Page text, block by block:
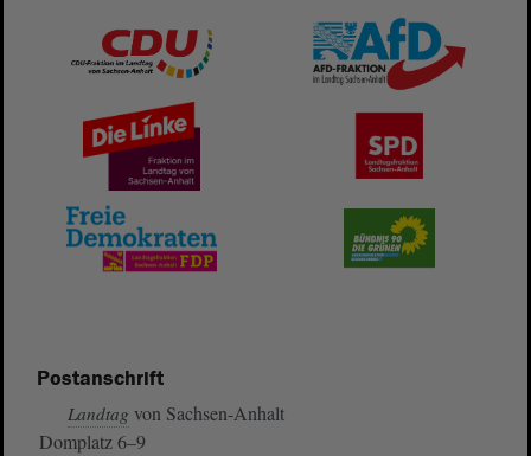
Postanschrift
Landtag von Sachsen-Anhalt
Domplatz 6–9